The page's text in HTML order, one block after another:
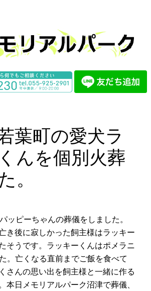
葉町の愛犬ラ
んを個別火葬
。
ッピーちゃんの葬儀をしました。
き後に寂しかった飼主様はラッキー
そうです。ラッキーくんはポメラニ
。亡くなる直前までご飯を食べて
さんの思い出を飼主様と一緒に作る
本日メモリアルパーク沼津で葬儀、